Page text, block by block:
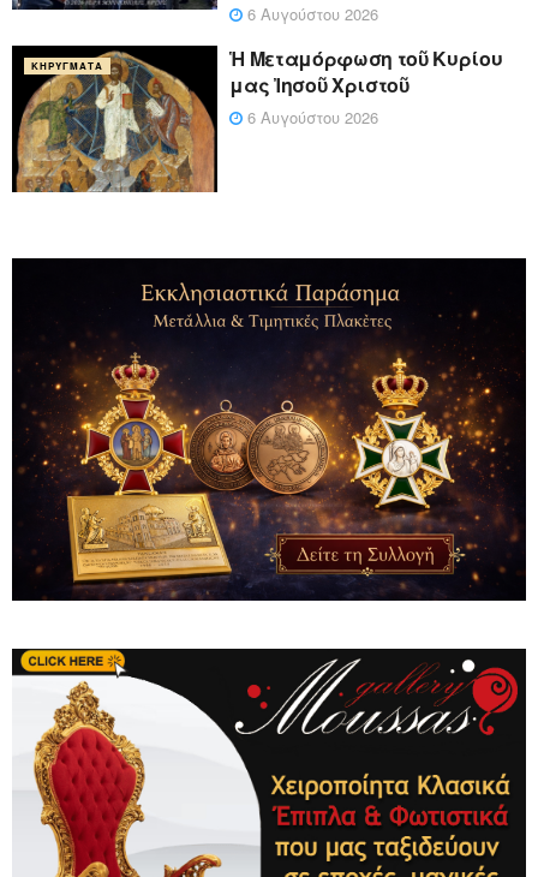
6 Αυγούστου 2026
ΚΗΡΎΓΜΑΤΑ
Ἡ Μεταμόρφωση τοῦ Κυρίου
μας Ἰησοῦ Χριστοῦ
6 Αυγούστου 2026